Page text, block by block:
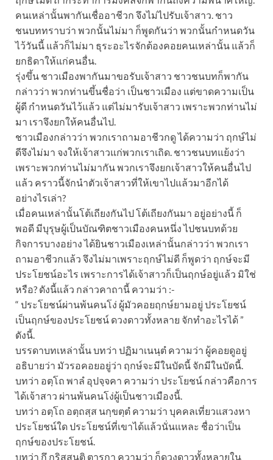
คนเหล่านั้นพากันเชื่ออาชีวก จึงไม่ไปรับเจ้าสาว. ชาว
ชนบททราบว่า พวกนั้นไม่มา ก็พูดกันว่า พวกนั้นกำหนดวัน
ไว้วันนี้ แล้วก็ไม่มา ธุระอะไรจักต้องคอยคนเหล่านั้น แล้วก็
ยกธิดาให้แก่คนอื่น.
รุ่งขึ้น ชาวเมืองพากันมาขอรับเจ้าสาว ชาวชนบทก็พากัน
กล่าวว่า พวกท่านขึ้นชื่อว่า เป็นชาวเมือง แต่ขาดความเป็น
ผู้ดี กำหนดวันไว้แล้ว แต่ไม่มารับเจ้าสาว เพราะพวกท่านไม่
มา เราจึงยกให้คนอื่นไป.
ชาวเมืองกล่าวว่า พวกเราถามอาชีวกดู ได้ความว่า ฤกษ์ไม่
ดีจึงไม่มา จงให้เจ้าสาวแก่พวกเราเถิด. ชาวชนบทแย้งว่า
เพราะพวกท่านไม่มากัน พวกเราจึงยกเจ้าสาวให้คนอื่นไป
แล้ว คราวนี้จักนำตัวเจ้าสาวที่ให้เขาไปแล้วมาอีกได้
อย่างไรเล่า?
เมื่อคนเหล่านั้นโต้เถียงกันไป โต้เถียงกันมา อยู่อย่างนี้ ก็
พอดี มีบุรุษผู้เป็นบัณฑิตชาวเมืองคนหนึ่ง ไปชนบทด้วย
กิจการบางอย่าง ได้ยินชาวเมืองเหล่านั้นกล่าวว่า พวกเรา
ถามอาชีวกแล้ว จึงไม่มาเพราะฤกษ์ไม่ดี ก็พูดว่า ฤกษ์จะมี
ประโยชน์อะไร เพราะการได้เจ้าสาวก็เป็นฤกษ์อยู่แล้ว มิใช่
หรือ? ดังนี้แล้ว กล่าวคาถานี้ ความว่า :-
“ ประโยชน์ผ่านพ้นคนโง่ ผู้มัวคอยฤกษ์ยามอยู่ ประโยชน์
เป็นฤกษ์ของประโยชน์ ดวงดาวทั้งหลาย จักทำอะไรได้ ”
ดังนี้.
บรรดาบทเหล่านั้น บทว่า ปฏิมาเนนฺตํ ความว่า ผู้คอยดูอยู่
อธิบายว่า มัวรอคอยอยู่ว่า ฤกษ์จะมีในบัดนี้ จักมีในบัดนี้.
บทว่า อตฺโถ พาลํ อุปจฺจคา ความว่า ประโยชน์ กล่าวคือการ
ได้เจ้าสาว ผ่านพ้นคนโง่ผู้เป็นชาวเมืองนี้.
บทว่า อตฺโถ อตฺถสฺส นกฺขตฺตํ ความว่า บุคคลเที่ยวแสวงหา
ประโยชน์ใด ประโยชน์ที่เขาได้แล้วนั่นแหละ ชื่อว่าเป็น
ฤกษ์ของประโยชน์.
บทว่า กึ กริสฺสนฺติ ตารกา ความว่า ก็ดวงดาวทั้งหลายใน